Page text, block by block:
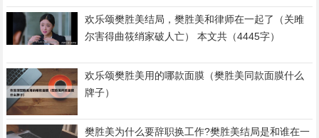
欢乐颂樊胜美结局，樊胜美和律师在一起了（关雎
尔害得曲筱绡家破人亡） 本文共（4445字）
欢乐颂樊胜美用的哪款面膜（樊胜美同款面膜什么
牌子）
樊胜美为什么要辞职换工作?樊胜美结局是和谁在一